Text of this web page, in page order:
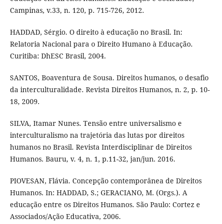
Campinas, v.33, n. 120, p. 715-726, 2012.
HADDAD, Sérgio. O direito à educação no Brasil. In:
Relatoria Nacional para o Direito Humano à Educação.
Curitiba: DhESC Brasil, 2004.
SANTOS, Boaventura de Sousa. Direitos humanos, o desafio
da interculturalidade. Revista Direitos Humanos, n. 2, p. 10-
18, 2009.
SILVA, Itamar Nunes. Tensão entre universalismo e
interculturalismo na trajetória das lutas por direitos
humanos no Brasil. Revista Interdisciplinar de Direitos
Humanos. Bauru, v. 4, n. 1, p.11-32, jan/jun. 2016.
PIOVESAN, Flávia. Concepção contemporânea de Direitos
Humanos. In: HADDAD, S.; GERACIANO, M. (Orgs.). A
educação entre os Direitos Humanos. São Paulo: Cortez e
Associados/Ação Educativa, 2006.